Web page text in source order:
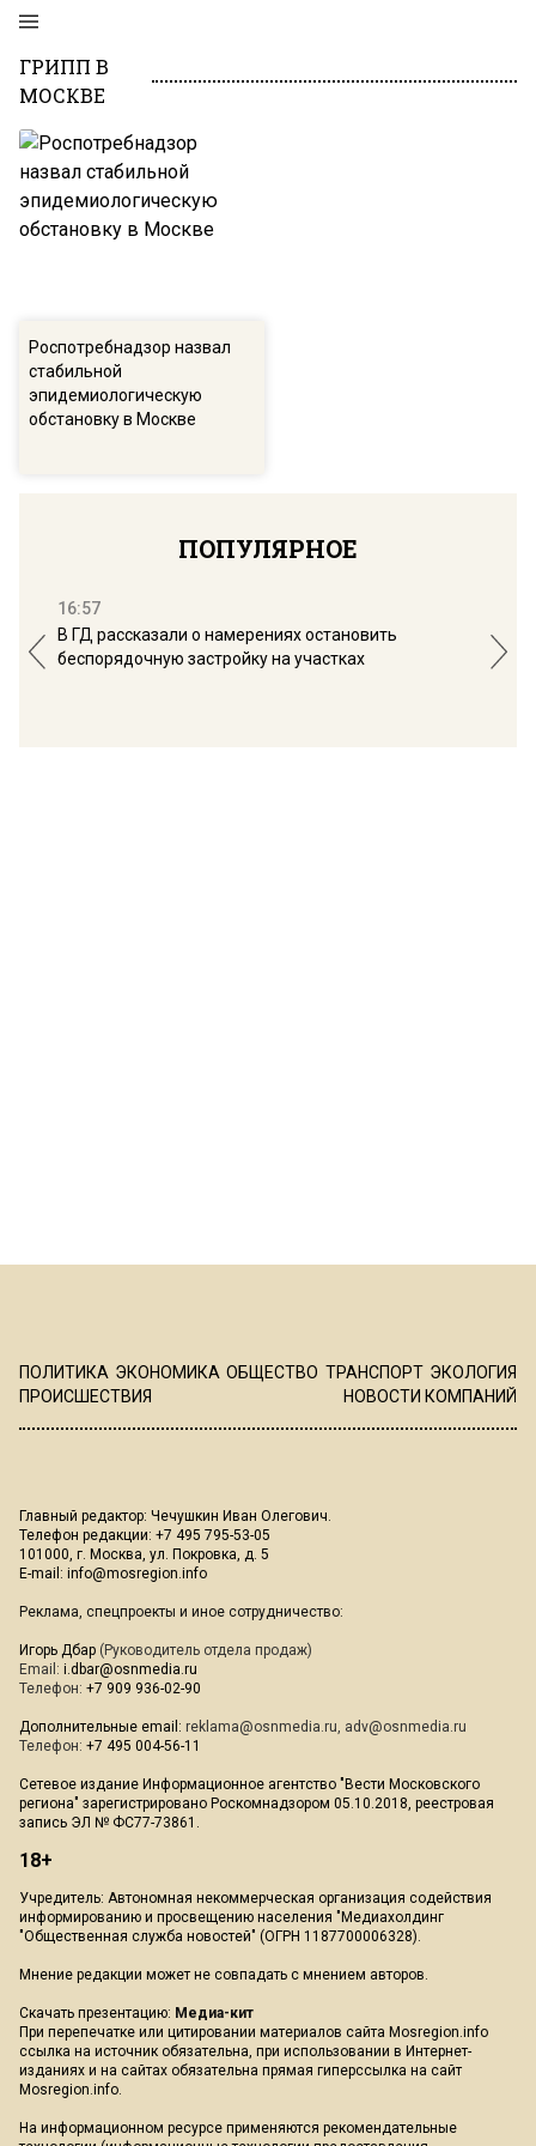
ГРИПП В
МОСКВЕ
Роспотребнадзор назвал
стабильной
эпидемиологическую
обстановку в Москве
ПОПУЛЯРНОЕ
16:57
В ГД рассказали о намерениях остановить
беспорядочную застройку на участках
ПОЛИТИКА ЭКОНОМИКА ОБЩЕСТВО ТРАНСПОРТ ЭКОЛОГИЯ
ПРОИСШЕСТВИЯ
НОВОСТИ КОМПАНИЙ
Главный редактор: Чечушкин Иван Олегович.
Телефон редакции: +7 495 795-53-05
101000, г. Москва, ул. Покровка, д. 5
E-mail: info@mosregion.info
Реклама, спецпроекты и иное сотрудничество:
Игорь Дбар (Руководитель отдела продаж)
Email: i.dbar@osnmedia.ru
Телефон: +7 909 936-02-90
Дополнительные email: reklama@osnmedia.ru, adv@osnmedia.ru
Телефон: +7 495 004-56-11
Сетевое издание Информационное агентство "Вести Московского
региона" зарегистрировано Роскомнадзором 05.10.2018, реестровая
запись ЭЛ № ФС77-73861.
18+
Учредитель: Автономная некоммерческая организация содействия
информированию и просвещению населения "Медиахолдинг
"Общественная служба новостей" (ОГРН 1187700006328).
Мнение редакции может не совпадать с мнением авторов.
Скачать презентацию: Медиа-кит
При перепечатке или цитировании материалов сайта Mosregion.info
ссылка на источник обязательна, при использовании в Интернет-
изданиях и на сайтах обязательна прямая гиперссылка на сайт
Mosregion.info.
На информационном ресурсе применяются рекомендательные